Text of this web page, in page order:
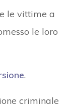
le vittime a
le loro
.
criminale